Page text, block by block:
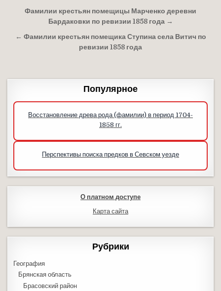
Навигация по записям
Фамилии крестьян помещицы Марченко деревни
Бардаковки по ревизии 1858 года →
← Фамилии крестьян помещика Ступина села Витич по
ревизии 1858 года
Популярное
Восстановление древа рода (фамилии) в период 1704-
1858 гг.
Перспективы поиска предков в Севском уезде
О платном доступе
Карта сайта
Рубрики
География
Брянская область
Брасовский район